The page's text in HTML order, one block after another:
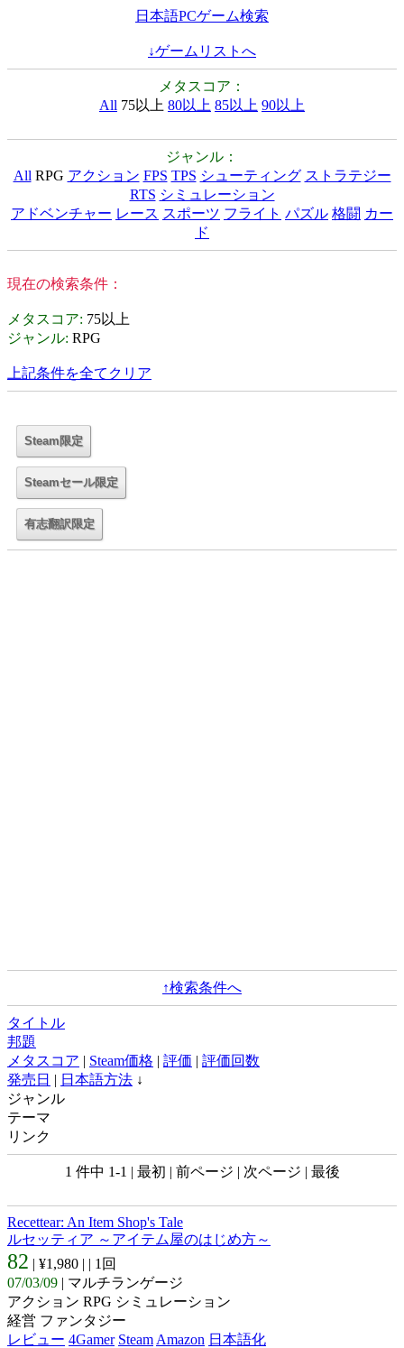
日本語PCゲーム検索
↓ゲームリストへ
メタスコア：
All 75以上 80以上 85以上 90以上
ジャンル：
All RPG アクション FPS TPS シューティング ストラテジー
RTS シミュレーション
アドベンチャー レース スポーツ フライト パズル 格闘 カー
ド
現在の検索条件：
メタスコア: 75以上
ジャンル: RPG
上記条件を全てクリア
↑検索条件へ
タイトル
邦題
メタスコア | Steam価格 | 評価 | 評価回数
発売日 | 日本語方法 ↓
ジャンル
テーマ
リンク
1 件中 1-1 | 最初 | 前ページ | 次ページ | 最後
Recettear: An Item Shop's Tale
ルセッティア ～アイテム屋のはじめ方～
82 | ¥1,980 | | 1回
07/03/09 | マルチランゲージ
アクション RPG シミュレーション
経営 ファンタジー
レビュー 4Gamer Steam Amazon 日本語化